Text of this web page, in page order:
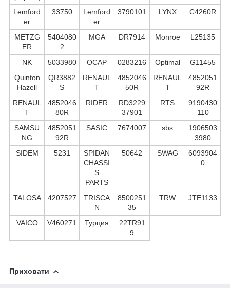
Lemford
er
33750
Lemford
er
3790101 LYNX C4260R
METZG
ER
5404080
2
MGA DR7914 Monroe L25135
NK 5033980 OCAP 0283216 Optimal
G11455
Quinton
Hazell
QR3882
S
RENAUL
T
4852046
50R
RENAUL
T
4852051
92R
RENAUL
T
4852046
80R
RIDER
RD3229
37901
RTS
9190430
110
SAMSU
NG
4852051
92R
SASIC 7674007 sbs
1906503
3980
SIDEM
5231
SPIDAN
CHASSI
S
PARTS
50642 SWAG
6093904
0
TALOSA 4207527
TRISCA
N
8500251
35
TRW JTE1133
VAICO V460271 Турция
22TR91
9
Приховати